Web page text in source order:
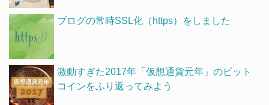
ブログの常時SSL化（https）をしました
激動すぎた2017年「仮想通貨元年」のビット
コインをふり返ってみよう